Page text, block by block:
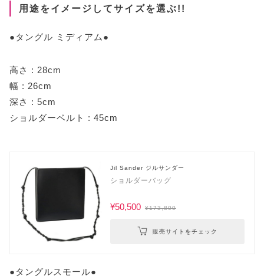
用途をイメージしてサイズを選ぶ!!
●タングル ミディアム●
高さ : 28cm
幅 : 26cm
深さ : 5cm
ショルダーベルト : 45cm
Jil Sander ジルサンダー
ショルダーバッグ
¥50,500 ¥173,800
販売サイトをチェック
●タングルスモール●